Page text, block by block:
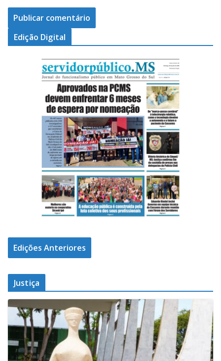
Edição Digital
Edições Anteriores
Justiça